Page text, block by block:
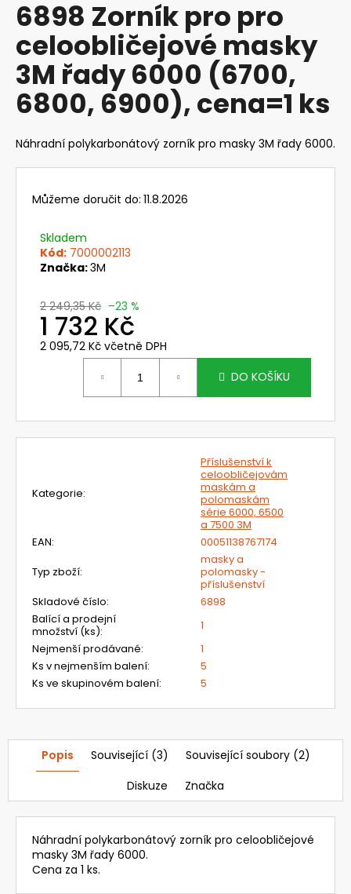
produktu
je
z
5
hvězdiček.
6898 Zorník pro pro
celoobličejové masky
3M řady 6000 (6700,
6800, 6900), cena=1 ks
Náhradní polykarbonátový zorník pro masky 3M řady 6000.
Můžeme doručit do: 11.8.2026
Skladem
Kód: 7000002113
Značka:3M
2 249,35 Kč –23 %
1 732 Kč
2 095,72 Kč včetně DPH
DO KOŠÍKU
Kategorie:
Příslušenství k
celoobličejovám
maskám a
polomaskám
série 6000, 6500
a 7500 3M
EAN:
00051138767174
Typ zboží:
masky a
polomasky -
příslušenství
Skladové číslo:
6898
Balící a prodejní
množství (ks):
1
Nejmenší prodávané:
1
Ks v nejmenším balení:
5
Ks ve skupinovém balení: 5
Popis Související (3)
Související soubory (2)
Diskuze
Značka
Náhradní polykarbonátový zorník pro celoobličejové
masky 3M řady 6000.
Cena za 1 ks.
a
j
í
t
?
m
e
720392.58
UNIMASK
UNIVERZÁLNÍ
ŠTÍT
NEOPRENOVÝM
OBLIČEJOVÝM
TĚSNĚNÍM,
BODOVÝM
PÁSKEM
ZORNÍKEM
632,16
Původně:
324
Kč